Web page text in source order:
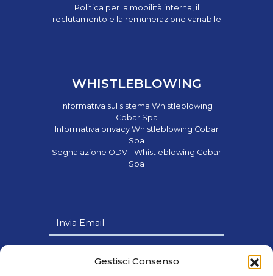
Gestisci Consenso
Politica per la mobilità interna, il
reclutamento e la remunerazione variabile
WHISTLEBLOWING
Informativa sul sistema Whistleblowing
Cobar Spa
Informativa privacy Whistleblowing Cobar
Spa
Segnalazione ODV - Whistleblowing Cobar
Spa
Invia Email
Link Utili